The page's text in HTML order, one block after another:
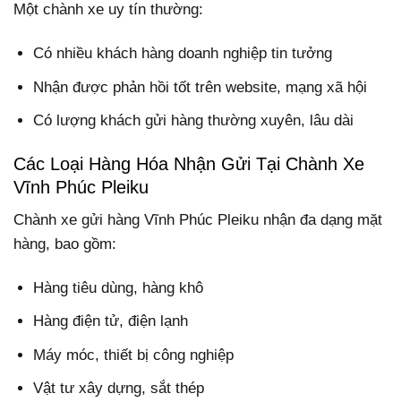
Một chành xe uy tín thường:
Có nhiều khách hàng doanh nghiệp tin tưởng
Nhận được phản hồi tốt trên website, mạng xã hội
Có lượng khách gửi hàng thường xuyên, lâu dài
Các Loại Hàng Hóa Nhận Gửi Tại Chành Xe
Vĩnh Phúc Pleiku
Chành xe gửi hàng Vĩnh Phúc Pleiku nhận đa dạng mặt
hàng, bao gồm:
Hàng tiêu dùng, hàng khô
Hàng điện tử, điện lạnh
Máy móc, thiết bị công nghiệp
Vật tư xây dựng, sắt thép